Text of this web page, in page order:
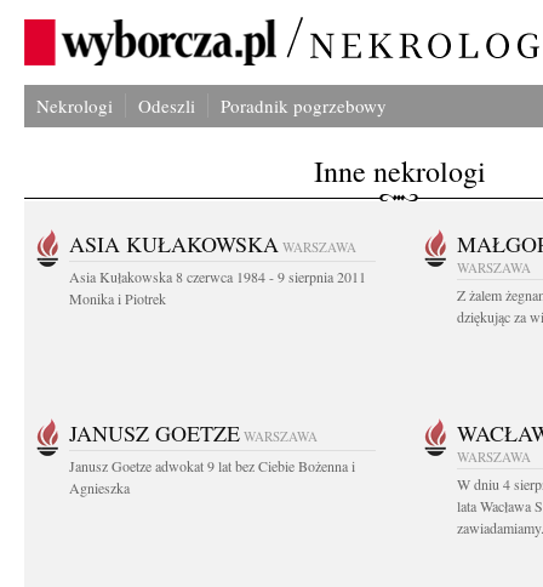
Nekrologi Odeszli Poradnik pogrzebowy
Inne nekrologi
ASIA KUŁAKOWSKA WARSZAWA
Asia Kułakowska 8 czerwca 1984 - 9 sierpnia 2011
Monika i Piotrek
WARSZAWA
Z żalem
dziękując za
JANUSZ GOETZE WARSZAWA
Janusz Goetze adwokat 9 lat bez Ciebie Bożenna i
Agnieszka
WARSZAWA
W dniu 4
lata Wacława